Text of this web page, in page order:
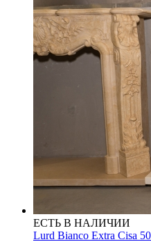
ЕСТЬ В НАЛИЧИИ
Lurd Bianco Extra Cisa